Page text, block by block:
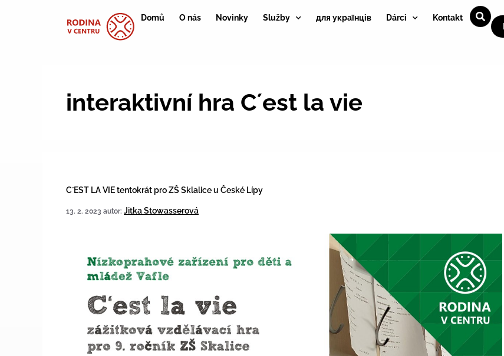
Domů O nás Novinky Služby для українців Dárci
Kontakt
interaktivní hra C´est la vie
C´EST LA VIE tentokrát pro ZŠ Sklalice u České Lípy
13. 2. 2023 autor: Jitka Stowasserová